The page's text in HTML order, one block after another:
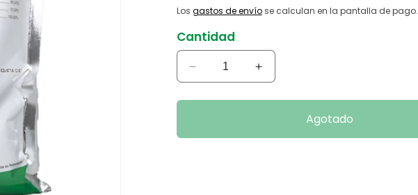
Los gastos de envíose calculan en la pantalla de pago.
Cantidad
Reducir
cantidad
para
Aumentar
cantidad
para
Agotado